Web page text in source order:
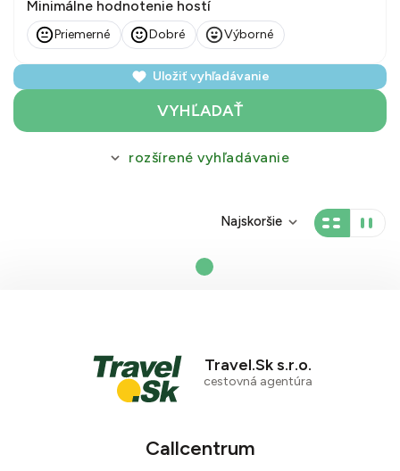
Minimálne hodnotenie hostí
Priemerné Dobré Výborné
Uložiť vyhľadávanie
VYHĽADAŤ
rozšírené vyhľadávanie
Najskoršie
Travel.Sk s.r.o.
cestovná agentúra
Callcentrum